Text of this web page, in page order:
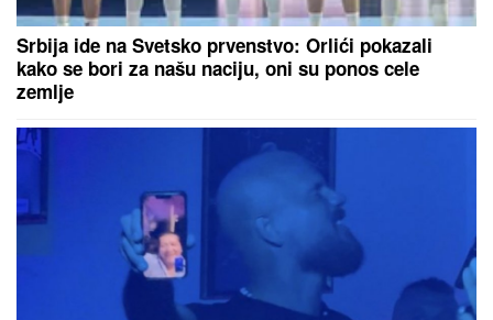
NAJLEPŠA SRPSKA VODITELJKA POKAZALA LICE
BEZ TRUNKE ŠMINKEMarija Kilibarda zumira svaki
detalj, neće da ulepšava stvarnost: "Tretman mi je
preko potreban" (FOTO)
"Teror traje 15 godina" Pevačica
ponovo brutalno pretučena:
"Manijaci će me osakatiti"